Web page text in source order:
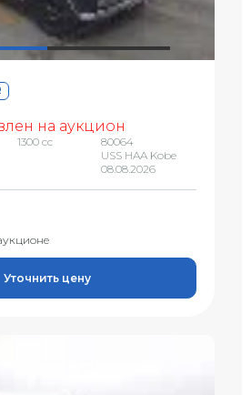
на аукцион
1300 сс
80064
USS HAA Kobe
08.08.2026
Уточнить цену